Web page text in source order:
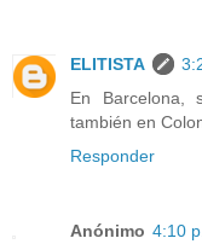
ELITISTA
En Barcelona,
también en
Responder
Anónimo 4:10